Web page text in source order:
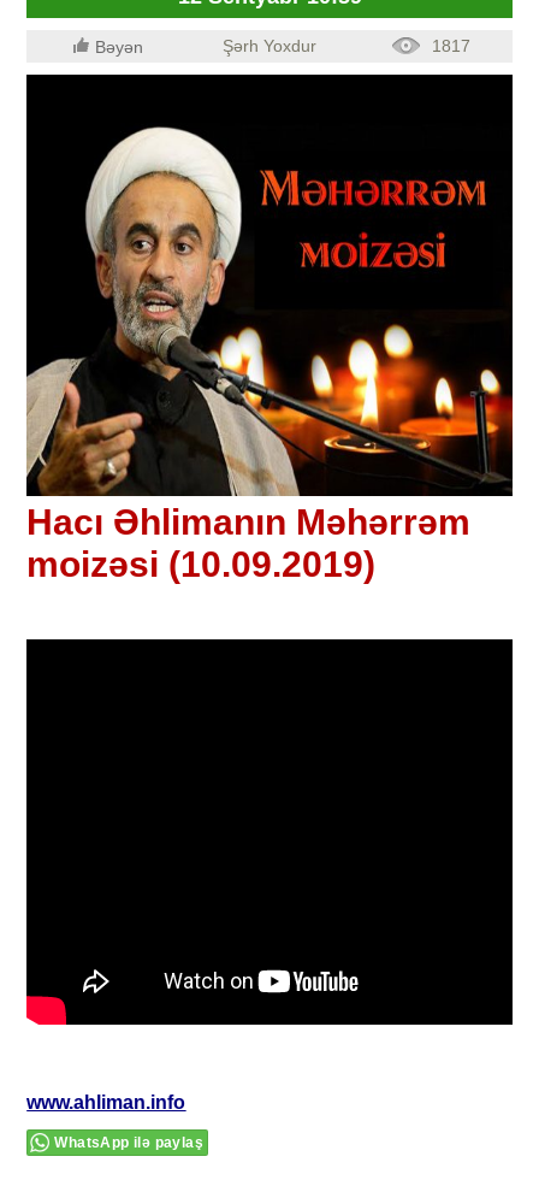
Bəyən Şərh Yoxdur 1817
Hacı Əhlimanın Məhərrəm
moizəsi (10.09.2019)
www.ahliman.info
WhatsApp ilə paylaş